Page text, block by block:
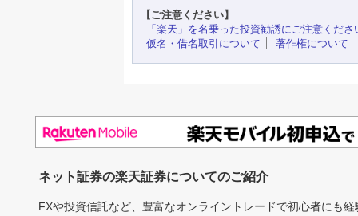
【ご注意ください】
「楽天」を名乗った投資勧誘にご注意くださ
仮名・借名取引について
著作権について
ネット証券の楽天証券についてのご紹介
FXや投資信託など、豊富なオンライントレードで初心者にも